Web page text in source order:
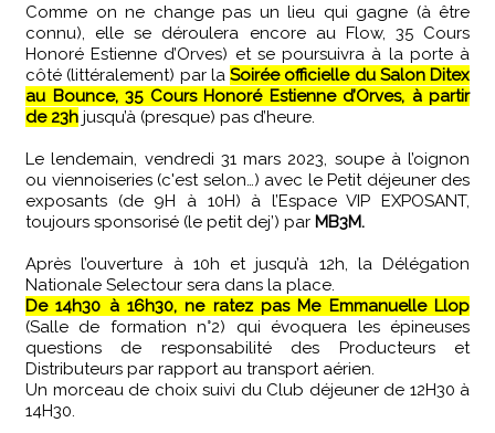
Comme on ne change pas un lieu qui gagne (à être
connu), elle se déroulera encore au Flow, 35 Cours
Honoré Estienne d’Orves) et se poursuivra à la porte à
côté (littéralement) par la Soirée officielle du Salon Ditex
au Bounce, 35 Cours Honoré Estienne d’Orves, à partir
de 23h jusqu’à (presque) pas d’heure.
Le lendemain, vendredi 31 mars 2023, soupe à l’oignon
ou viennoiseries (c'est selon…) avec le Petit déjeuner des
exposants (de 9H à 10H) à l’Espace VIP EXPOSANT,
toujours sponsorisé (le petit dej’) par MB3M.
Après l’ouverture à 10h et jusqu’à 12h, la Délégation
Nationale Selectour sera dans la place.
De 14h30 à 16h30, ne ratez pas Me Emmanuelle Llop
(Salle de formation n°2) qui évoquera les épineuses
questions de responsabilité des Producteurs et
Distributeurs par rapport au transport aérien.
Un morceau de choix suivi du Club déjeuner de 12H30 à
14H30.